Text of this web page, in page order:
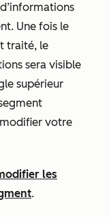
Une fois le
traité, le
sera visible
supérieur
votre
les
.